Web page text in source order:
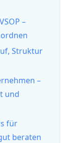
–
Struktur
–
und
für
beraten